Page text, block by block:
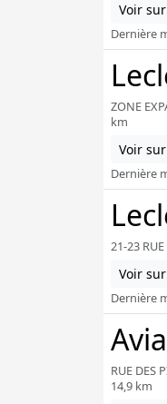
Voir
Dernière
ZONE
km
Voir
Dernière
21-23
Voir
Dernière
Avia
RUE DES
14,9 km